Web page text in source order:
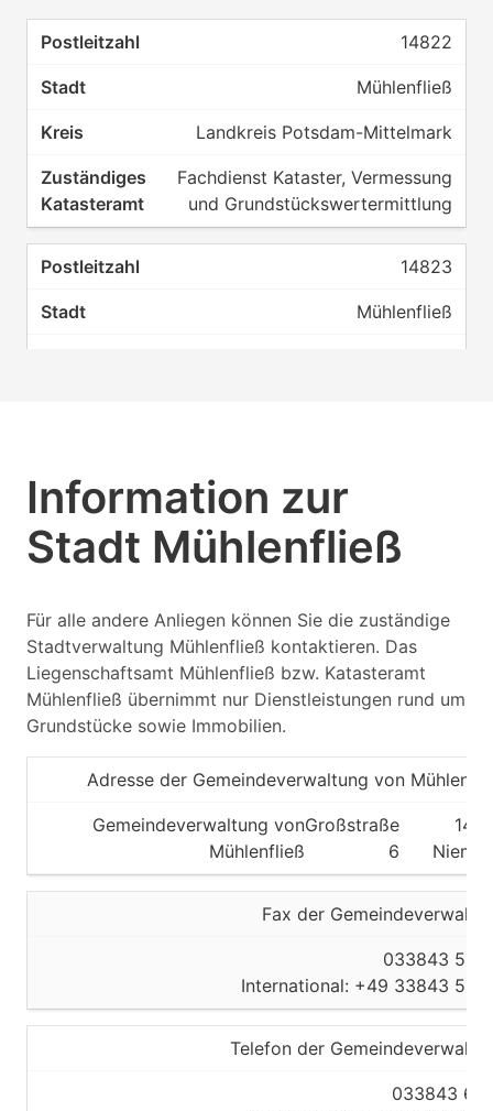
14822
Mühlenfließ
Landkreis Potsdam-Mittelmark
Fachdienst Kataster, Vermessung
und Grundstückswertermittlung
14823
Mühlenfließ
Information zur
Stadt Mühlenfließ
Für alle andere Anliegen können Sie die zuständige
Stadtverwaltung Mühlenfließ kontaktieren. Das
Liegenschaftsamt Mühlenfließ bzw. Katasteramt
Mühlenfließ übernimmt nur Dienstleistungen rund um
Grundstücke sowie Immobilien.
Adresse der Gemeindeverwaltung von
Gemeindeverwaltung von
Mühlenfließ
Großstraße
6
Fax der
033843
International: +49 33843
Telefon der
033843